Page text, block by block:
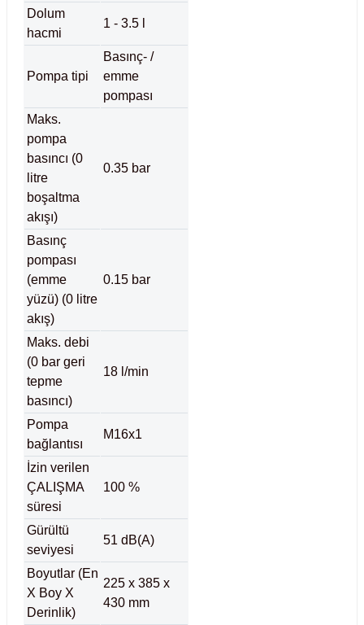
Cihazları
Cihazları
Titratörler
Dolum
hacmi
1 - 3.5 l
Pompa tipi
Basınç- /
emme
pompası
Maks.
pompa
basıncı (0
litre
boşaltma
akışı)
0.35 bar
Basınç
pompası
(emme
yüzü) (0 litre
akış)
0.15 bar
Maks. debi
(0 bar geri
tepme
basıncı)
18 l/min
Pompa
bağlantısı
M16x1
İzin verilen
ÇALIŞMA
süresi
100 %
Gürültü
seviyesi
51 dB(A)
Boyutlar (En
X Boy X
Derinlik)
225 x 385 x
430 mm